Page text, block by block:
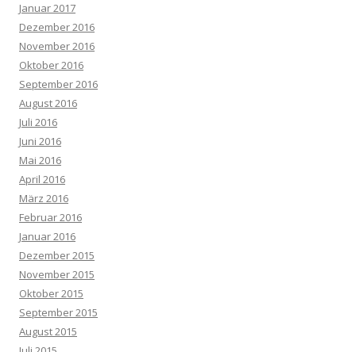
Januar 2017
Dezember 2016
November 2016
Oktober 2016
September 2016
August 2016
Juli 2016
Juni 2016
Mai 2016
April 2016
März 2016
Februar 2016
Januar 2016
Dezember 2015
November 2015
Oktober 2015
September 2015
August 2015